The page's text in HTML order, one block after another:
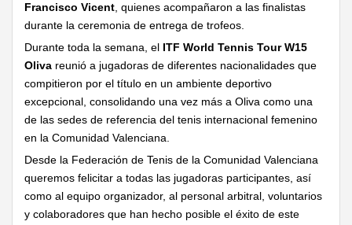
Francisco Vicent , quienes acompañaron a las finalistas
durante la ceremonia de entrega de trofeos.
Durante toda la semana, el ITF World Tennis Tour W15
Oliva reunió a jugadoras de diferentes nacionalidades que
compitieron por el título en un ambiente deportivo
excepcional, consolidando una vez más a Oliva como una
de las sedes de referencia del tenis internacional femenino
en la Comunidad Valenciana.
Desde la Federación de Tenis de la Comunidad Valenciana
queremos felicitar a todas las jugadoras participantes, así
como al equipo organizador, al personal arbitral, voluntarios
y colaboradores que han hecho posible el éxito de este